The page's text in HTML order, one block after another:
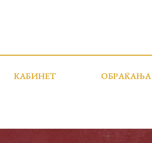
КАБИНЕТ ОБРАЌАЊА